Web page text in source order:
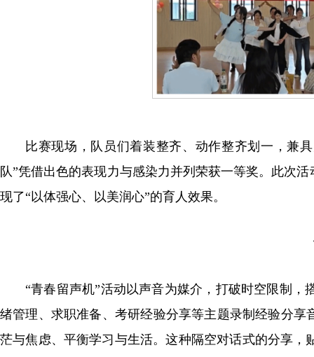
比赛现场，队员们着装整齐、动作整齐划一，兼
队”凭借出色的表现力与感染力并列荣获一等奖。此次
现了“以体强心、以美润心”的育人效果。
“青春留声机”活动以声音为媒介，打破时空限制
绪管理、求职准备、考研经验分享等主题录制经验分
茫与焦虑、平衡学习与生活。这种隔空对话式的分享